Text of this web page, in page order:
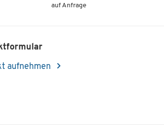
auf Anfrage
aufnehmen